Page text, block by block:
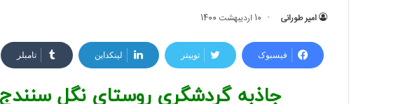
امیر طورانی 10 اردیبهشت 1400
فیسبوک توییتر لینکداین تامبلر
جاذبه گردشگری روستای نگل